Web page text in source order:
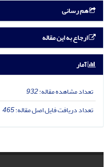
هم رسانی
ارجاع به این مقاله
آمار
تعداد مشاهده مقاله:932
تعداد دریافت فایل اصل مقاله:465